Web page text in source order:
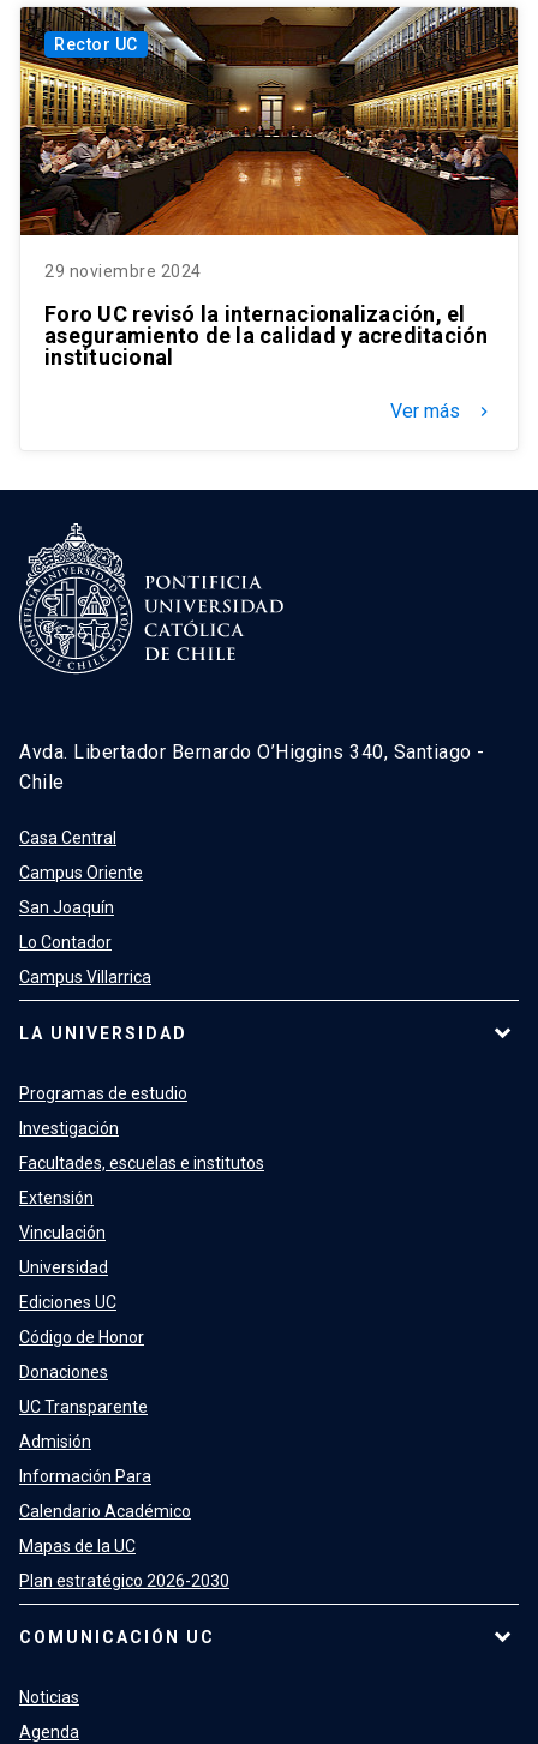
Rector UC
29 noviembre 2024
Foro UC revisó la internacionalización, el
aseguramiento de la calidad y acreditación
institucional
Ver más keyboard_arrow_right
Avda. Libertador Bernardo O’Higgins 340, Santiago -
Chile
Casa Central
Campus Oriente
San Joaquín
Lo Contador
Campus Villarrica
LA UNIVERSIDAD
Programas de estudio
Investigación
Facultades, escuelas e institutos
Extensión
Vinculación
Universidad
Ediciones UC
Código de Honor
Donaciones
UC Transparente
Admisión
Información Para
Calendario Académico
Mapas de la UC
Plan estratégico 2026-2030
COMUNICACIÓN UC
Noticias
Agenda